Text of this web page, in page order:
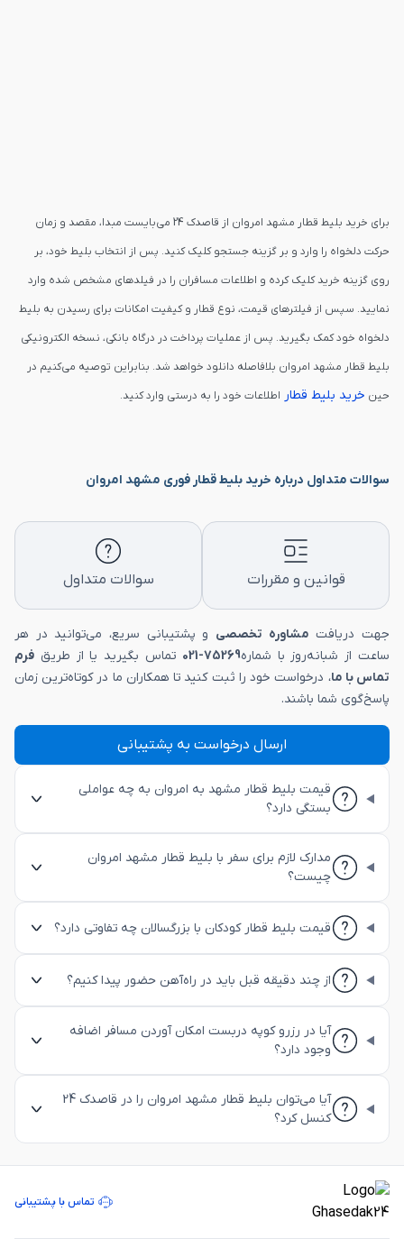
برای خرید بلیط قطار مشهد امروان از قاصدک 24 می‌بایست مبدا، مقصد و زمان
حرکت دلخواه را وارد و بر گزینه جستجو کلیک کنید. پس از انتخاب بلیط خود، بر
روی گزینه خرید کلیک کرده و اطلاعات مسافران را در فیلدهای مشخص شده وارد
نمایید. سپس از فیلترهای قیمت، نوع قطار و کیفیت امکانات برای رسیدن به بلیط
دلخواه خود کمک بگیرید. پس از عملیات پرداخت در درگاه بانکی، نسخه الکترونیکی
بلیط قطار مشهد امروان بلافاصله دانلود خواهد شد. بنابراین توصیه می‌کنیم در
حین خرید بلیط قطار اطلاعات خود را به درستی وارد کنید.
سوالات متداول درباره خرید بلیط قطار فوری مشهد امروان
قوانین و مقررات سوالات متداول
جهت دریافت مشاوره تخصصی و پشتیبانی سریع، می‌توانید در هر
ساعت از شبانه‌روز با شماره75269-021 تماس بگیرید یا از طریق فرم
تماس با ما، درخواست خود را ثبت کنید تا همکاران ما در کوتاه‌ترین زمان
پاسخ‌گوی شما باشند.
ارسال درخواست به پشتیبانی
قیمت بلیط قطار مشهد به امروان به چه عواملی
بستگی دارد؟
مدارک لازم برای سفر با بلیط قطار مشهد امروان
چیست؟
قیمت بلیط قطار کودکان با بزرگسالان چه تفاوتی دارد؟
از چند دقیقه قبل باید در راه‌آهن حضور پیدا کنیم؟
آیا در رزرو کوپه دربست امکان آوردن مسافر اضافه
وجود دارد؟
آیا می‌توان بلیط قطار مشهد امروان را در قاصدک 24
کنسل کرد؟
تماس با پشتیبانی